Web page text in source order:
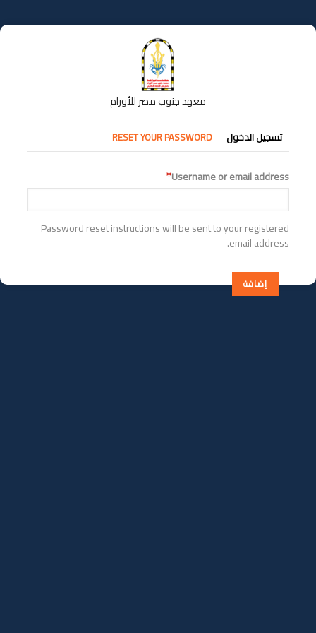
إلى
المحتوى
معهد جنوب مصر للأورام
التبويبات
الأساسية
تسجيل الدخول RESET YOUR PASSWORD
Username or email address
Password reset instructions will be sent to your registered
email address.